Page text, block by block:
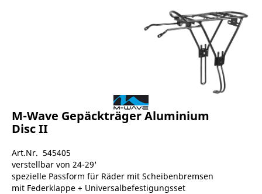
M-Wave Gepäckträger Aluminium
Disc II
Art.Nr. 545405
verstellbar von 24-29'
spezielle Passform für Räder mit Scheibenbremsen
mit Federklappe + Universalbefestigungsset